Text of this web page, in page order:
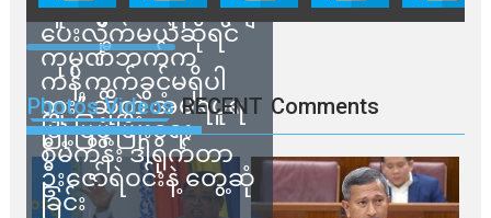
သူတွေက ဂရန်တွေချ
ပေးလိုက်မယ်ဆိုရင်
ကုမ္ပဏီဘက်က
ကန့်ကွက်ခွင့်မရှိပါ
ဘူး” ဆိုတဲ့ အမရပူရ
မြို့ပြဖွံ့ဖြိုးရေး
စီမံကိန်း ဒါရိုက်တာ
ဦးဇော်ရဲဝင်းနဲ့ တွေ့ဆုံ
ခြင်း
Photos Videos RECENT Comments